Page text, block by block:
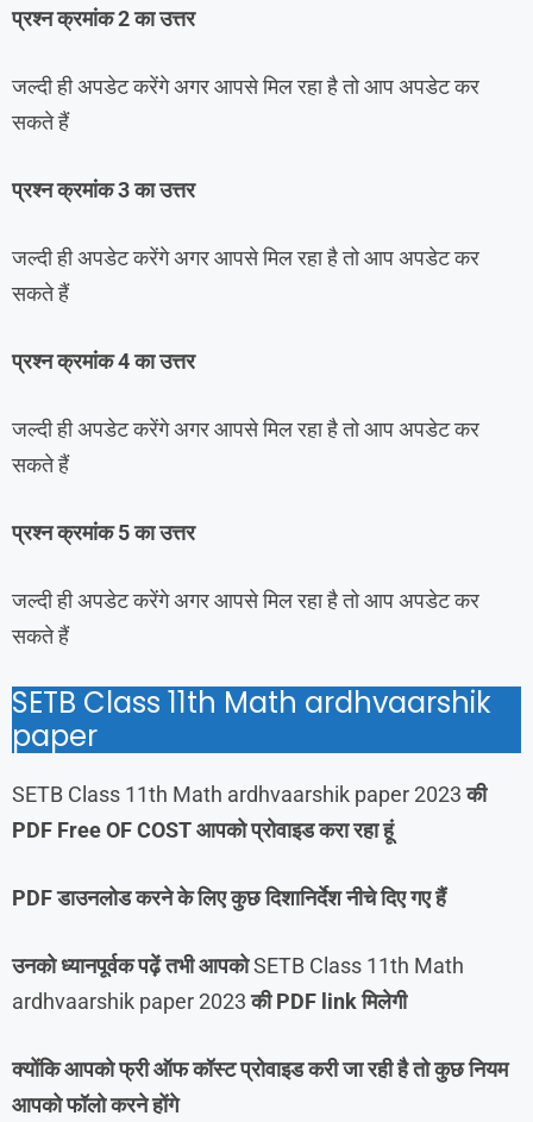
प्रश्न क्रमांक 2 का उत्तर
जल्दी ही अपडेट करेंगे अगर आपसे मिल रहा है तो आप अपडेट कर
सकते हैं
प्रश्न क्रमांक 3 का उत्तर
जल्दी ही अपडेट करेंगे अगर आपसे मिल रहा है तो आप अपडेट कर
सकते हैं
प्रश्न क्रमांक 4 का उत्तर
जल्दी ही अपडेट करेंगे अगर आपसे मिल रहा है तो आप अपडेट कर
सकते हैं
प्रश्न क्रमांक 5 का उत्तर
जल्दी ही अपडेट करेंगे अगर आपसे मिल रहा है तो आप अपडेट कर
सकते हैं
SETB Class 11th Math ardhvaarshik
paper
SETB Class 11th Math ardhvaarshik paper 2023की
PDF Free OF COST आपको प्रोवाइड करा रहा हूं
PDF डाउनलोड करने के लिए कुछ दिशानिर्देश नीचे दिए गए हैं
उनको ध्यानपूर्वक पढ़ें तभी आपकोSETB Class 11th Math
ardhvaarshik paper 2023की PDF linkमिलेगी
क्योंकि आपको फ्री ऑफ कॉस्ट प्रोवाइड करी जा रही है तो कुछ नियम
आपको फॉलो करने होंगे